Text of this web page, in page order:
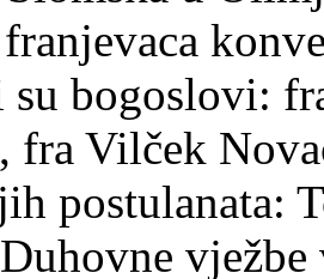
su bogoslovi:
fra Vilček
postulanata: